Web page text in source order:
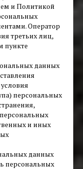
и Политикой
Оператор
третьих лиц,
пункте
данных
персональных
и иных
данных
персональных